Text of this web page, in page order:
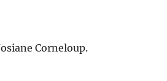
Corneloup.